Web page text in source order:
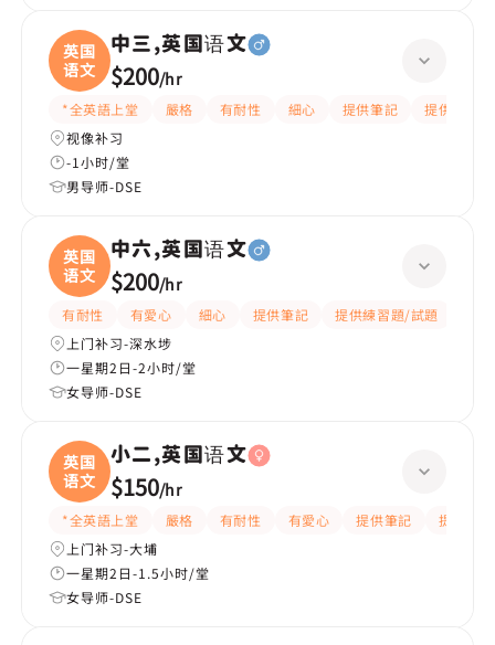
英国
语文
中三,英国语文
$200/hr
*全英語上堂 嚴格 有耐性 細心 提供筆記
提供練習
视像补习
-1小时/堂
男导师-DSE
英国
语文
中六,英国语文
$200/hr
有耐性 有愛心 細心 提供筆記 提供練習題/試題
上门补习-深水埗
一星期2日-2小时/堂
女导师-DSE
英国
语文
小二,英国语文
$150/hr
*全英語上堂 嚴格 有耐性 有愛心 提供筆記
提供練
上门补习-大埔
一星期2日-1.5小时/堂
女导师-DSE